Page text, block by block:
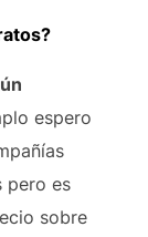
espero
pero es
sobre